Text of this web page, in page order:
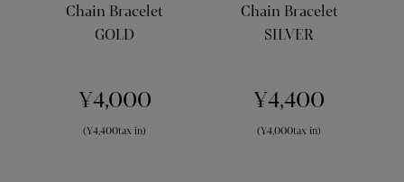
Chain Bracelet
GOLD
¥4,000
(¥4,400tax in)
Chain Bracelet
SILVER
¥4,400
(¥4,000tax in)